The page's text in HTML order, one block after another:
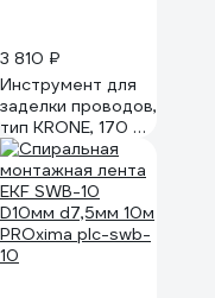
3 810 ₽
Инструмент для
заделки проводов,
тип KRONE, 170 мм
KING TONY 6AH12